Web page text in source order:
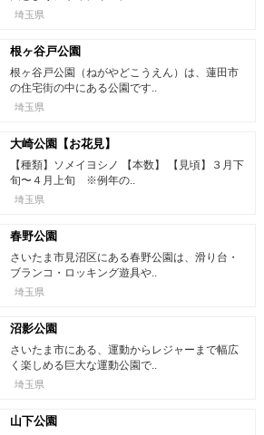
埼玉県
根ヶ谷戸公園
根ヶ谷戸公園（ねがやどこうえん）は、蓮田市
の住宅街の中にある公園です..
埼玉県
大崎公園【お花見】
【種類】ソメイヨシノ 【本数】 【見頃】３月下
旬〜４月上旬 ※例年の..
埼玉県
春野公園
さいたま市見沼区にある春野公園は、滑り台・
ブランコ・ロッキング遊具や..
埼玉県
沼影公園
さいたま市にある、運動からレジャーまで幅広
く楽しめる巨大な運動公園で..
埼玉県
山下公園